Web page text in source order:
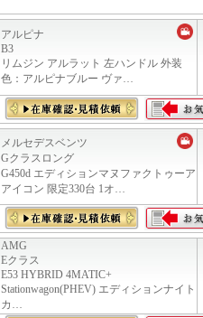
アルピナ
B3
リムジン アルラット 左ハンドル 外装
色：アルピナブルー ヴァ…
メルセデスベンツ
Gクラスロング
G450d エディションマヌファクトゥーア
アイコン 限定330台 1オ…
AMG
Eクラス
E53 HYBRID 4MATIC+
Stationwagon(PHEV) エディションナイト
カ…